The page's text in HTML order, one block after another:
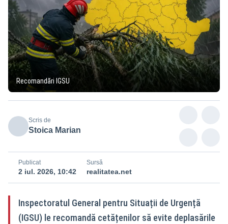
Recomandări IGSU
Scris de
Stoica Marian
Publicat
2 iul. 2026, 10:42
Sursă
realitatea.net
Inspectoratul General pentru Situații de Urgență
(IGSU) le recomandă cetățenilor să evite deplasările